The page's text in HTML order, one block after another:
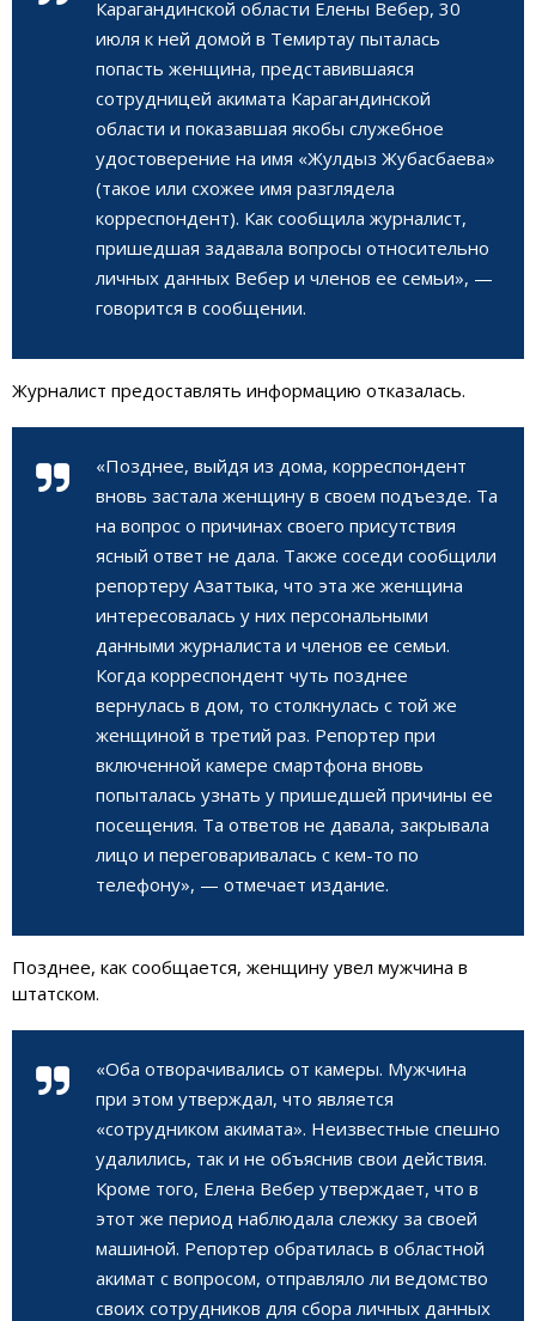
Карагандинской области Елены Вебер, 30
июля к ней домой в Темиртау пыталась
попасть женщина, представившаяся
сотрудницей акимата Карагандинской
области и показавшая якобы служебное
удостоверение на имя «Жулдыз Жубасбаева»
(такое или схожее имя разглядела
корреспондент). Как сообщила журналист,
пришедшая задавала вопросы относительно
личных данных Вебер и членов ее семьи», —
говорится в сообщении.
Журналист предоставлять информацию отказалась.
«Позднее, выйдя из дома, корреспондент
вновь застала женщину в своем подъезде. Та
на вопрос о причинах своего присутствия
ясный ответ не дала. Также соседи сообщили
репортеру Азаттыка, что эта же женщина
интересовалась у них персональными
данными журналиста и членов ее семьи.
Когда корреспондент чуть позднее
вернулась в дом, то столкнулась с той же
женщиной в третий раз. Репортер при
включенной камере смартфона вновь
попыталась узнать у пришедшей причины ее
посещения. Та ответов не давала, закрывала
лицо и переговаривалась с кем-то по
телефону», — отмечает издание.
Позднее, как сообщается, женщину увел мужчина в
штатском.
«Оба отворачивались от камеры. Мужчина
при этом утверждал, что является
«сотрудником акимата». Неизвестные спешно
удалились, так и не объяснив свои действия.
Кроме того, Елена Вебер утверждает, что в
этот же период наблюдала слежку за своей
машиной. Репортер обратилась в областной
акимат с вопросом, отправляло ли ведомство
своих сотрудников для сбора личных данных